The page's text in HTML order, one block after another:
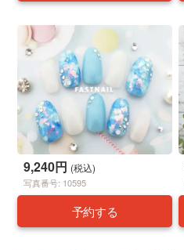
9,240円 (税込)
写真番号: 10595
予約する